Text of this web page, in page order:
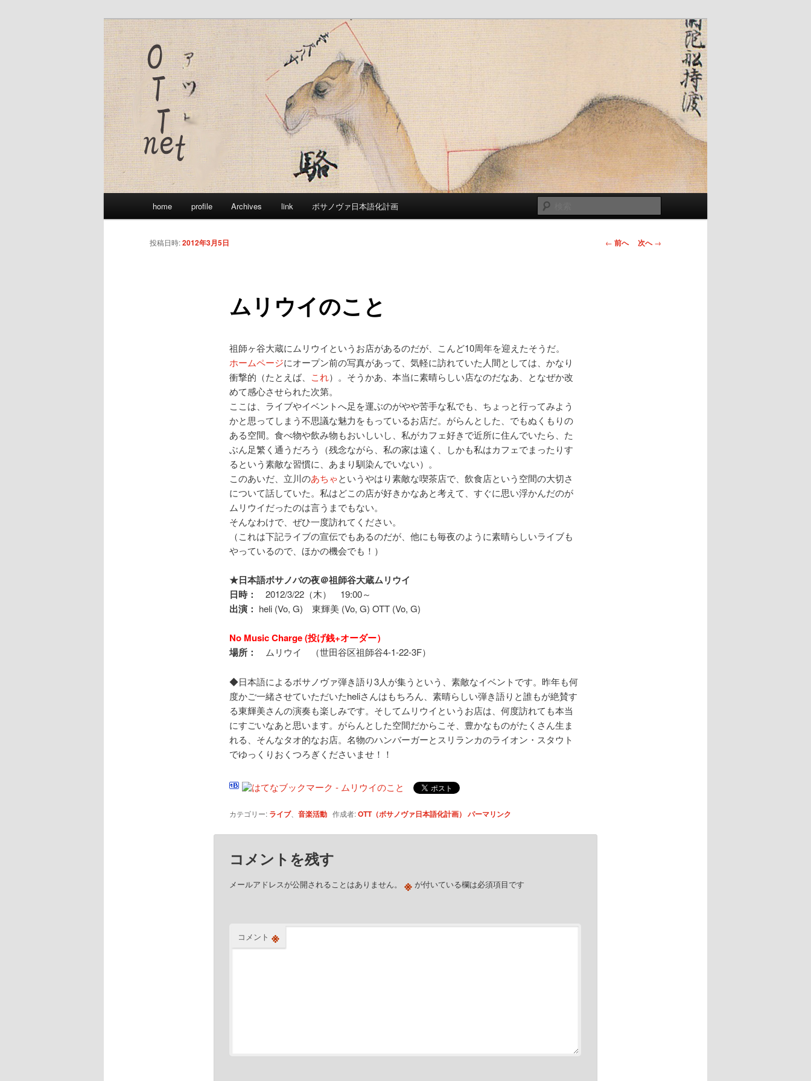
OTTnet
脇坂敦史（OTT）のウェブページです
索
home profile Archives link ボサノヴァ日本語化計画
投
← 前へ 次へ→
ムリウイのこと
投稿日時:2012年3月5日
祖師ヶ谷大蔵にムリウイというお店があるのだが、こんど10周年を迎えたそうだ。
ホームページにオープン前の写真があって、気軽に訪れていた人間としては、かなり
衝撃的（たとえば、
これ）。そうかあ、本当に素晴らしい店なのだなあ、となぜか改
めて感心させられた次第。
ここは、ライブやイベントへ足を運ぶのがやや苦手な私でも、ちょっと行ってみよう
かと思ってしまう不思議な魅力をもっているお店だ。がらんとした、でもぬくもりの
ある空間。食べ物や飲み物もおいしいし、私がカフェ好きで近所に住んでいたら、た
ぶん足繁く通うだろう（残念ながら、私の家は遠く、しかも私はカフェでまったりす
るという素敵な習慣に、あまり馴染んでいない）。
このあいだ、立川のあちゃというやはり素敵な喫茶店で、飲食店という空間の大切さ
について話していた。私はどこの店が好きかなあと考えて、すぐに思い浮かんだのが
ムリウイだったのは言うまでもない。
そんなわけで、ぜひ一度訪れてください。
（これは下記ライブの宣伝でもあるのだが、他にも毎夜のように素晴らしいライブも
やっているので、ほかの機会でも！）
★日本語ボサノバの夜＠祖師谷大蔵ムリウイ
日時：
2012/3/22（木） 19:00～
出演： heli (Vo, G) 東輝美 (Vo, G) OTT (Vo, G)
No Music Charge (投げ銭+オーダー）
場所：
ムリウイ （世田谷区祖師谷4-1-22-3F）
◆日本語によるボサノヴァ弾き語り3人が集うという、素敵なイベントです。昨年も何
度かご一緒させていただいたheliさんはもちろん、素晴らしい弾き語りと誰もが絶賛す
る東輝美さんの演奏も楽しみです。そしてムリウイというお店は、何度訪れても本当
にすごいなあと思います。がらんとした空間だからこそ、豊かなものがたくさん生ま
れる、そんなタオ的なお店。名物のハンバーガーとスリランカのライオン・スタウト
でゆっくりおくつろぎくださいませ！！
カテゴリー: ライブ、 音楽活動作成者:OTT（ボサノヴァ日本語化計画） パーマリンク
コメントを残す
メールアドレスが公開されることはありません。 ※が付いている欄は必須項目です
コメント ※